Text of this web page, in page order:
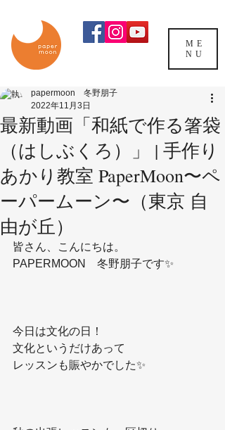
ME
NU
最新動画「和紙で作る箸袋
（はしぶくろ）」 | 手作り
あかり教室 PaperMoon〜ペ
ーパームーン〜（東京 自
由が丘）
papermoon 冬野朋子
2022年11月3日
皆さん、こんにちは。
PAPERMOON　冬野朋子です✨
今日は文化の日！
文化というだけあって
レッスンも賑やかでした✨